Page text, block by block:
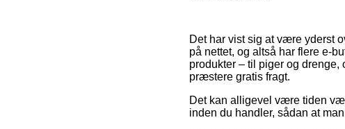
Det har vist sig at være yderst
på nettet, og altså har flere e-
produkter – til piger og
præstere gratis fragt.
Det kan alligevel være tiden
inden du handler, sådan at